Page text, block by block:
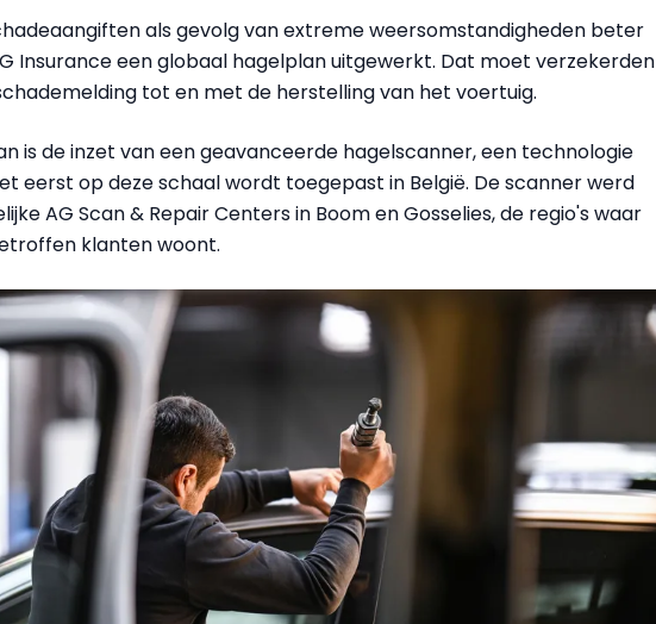
als gevolg van extreme weersomstandigheden beter
Insurance een globaal hagelplan uitgewerkt. Dat moet verzekerden
tot en met de herstelling van het voertuig.
is de inzet van een geavanceerde hagelscanner, een technologie
eerst op deze schaal wordt toegepast in België. De scanner werd
AG Scan & Repair Centers in Boom en Gosselies, de regio's waar
klanten woont.